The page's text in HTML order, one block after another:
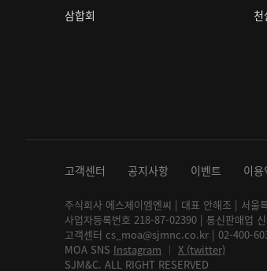
삼합회 천
고객센터 공지사항 이벤트 이
주식회사 에스제이엠엔씨 | 대표 안해조 | 서
사업자등록번호 218-87-02390 | 통신판매업
고객센터 cs_moa@sjmnc.co.kr | 02-400-
MOA SNS Instagram │ X (twitter)
SJM&C. ALL RIGHT RESERVED